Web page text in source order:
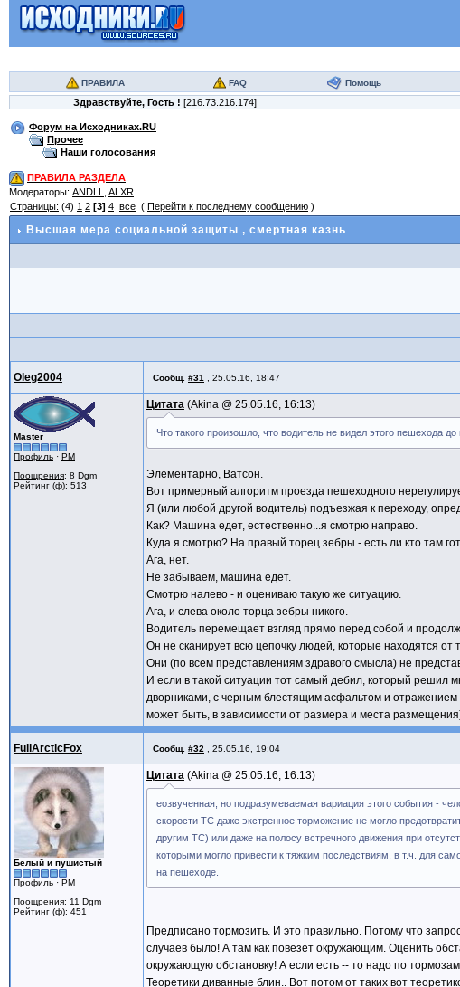
ПРАВИЛА FAQ Помощь
Здравствуйте, Гость ! [216.73.216.174]
Форум на Исходниках.RU
Прочее
Наши голосования
ПРАВИЛА РАЗДЕЛА
Модераторы: ANDLL
ALXR
Страницы: (4) 1 2 [3] 4 все ( Перейти к последнему сообщению )
Высшая мера социальной защиты , смертная казнь
Oleg2004 Сообщ. #31 25.05.16, 18:47
Master
Профиль · PM
Поощрения: 8 Dgm
Рейтинг (ф): 513
Цитата Akina @ 25.05.16, 16:13
Что такого произошло, что водитель не видел этого пешехода
Элементарно, Ватсон.
Вот примерный алгоритм проезда пешеходного
Я (или любой другой водитель) подъезжая к переходу,
Как? Машина едет, естественно...я смотрю направо.
Куда я смотрю? На правый торец зебры - есть ли кто там
Ага, нет.
Не забываем, машина едет.
Смотрю налево - и оцениваю такую же ситуацию.
Ага, и слева около торца зебры никого.
Водитель перемещает взгляд прямо перед собой и
Он не сканирует всю цепочку людей, которые находятся от
Они (по всем представлениям здравого смысла) не
И если в такой ситуации тот самый дебил, который
дворниками, с черным блестящим асфальтом и отражением
может быть, в зависимости от размера и места
FullArcticFox Сообщ. #32 25.05.16, 19:04
Белый и пушистый
Профиль · PM
Поощрения: 11 Dgm
Рейтинг (ф): 451
Цитата Akina @ 25.05.16, 16:13
еозвученная, но подразумеваемая вариация этого события -
скорости ТС даже экстренное торможение не могло
другим ТС) или даже на полосу встречного движения при
которыми могло привести к тяжким последствиям, в т.ч. для
на пешеходе.
Предписано тормозить. И это правильно. Потому что
случаев было! А там как повезет окружающим. Оценить
окружающую обстановку! А если есть -- то надо по
Теоретики диванные блин.. Вот потом от таких вот